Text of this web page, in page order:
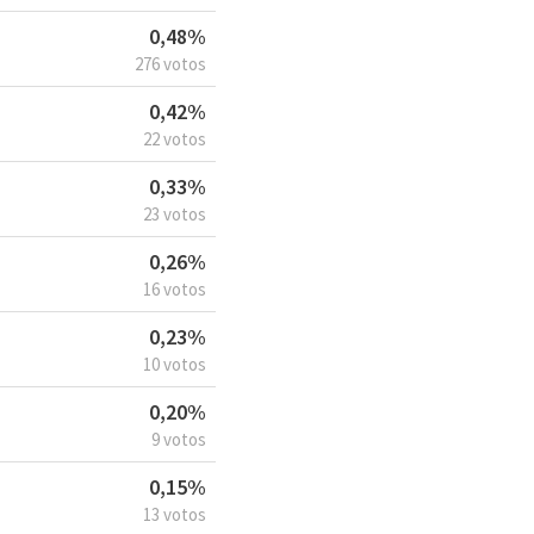
0,48%
276 votos
0,42%
22 votos
0,33%
23 votos
0,26%
16 votos
0,23%
10 votos
0,20%
9 votos
0,15%
13 votos